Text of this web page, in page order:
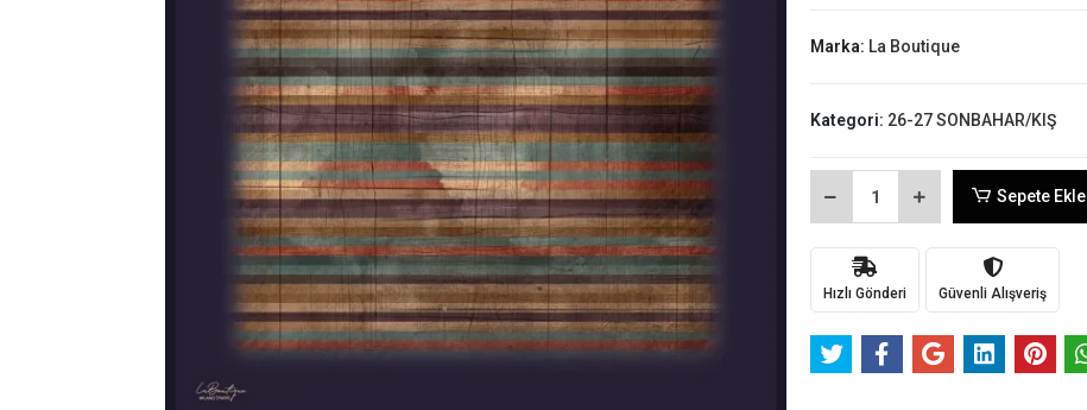
Marka: La Boutique
Kategori: 26-27 SONBAHAR/KIŞ
Sepete Ekle
Hızlı Gönderi Güvenli Alışveriş